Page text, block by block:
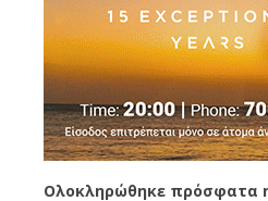
Ολοκληρώθηκε πρόσφατα